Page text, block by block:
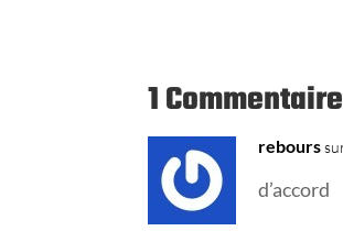
1 Commentaire
rebours
d’accord